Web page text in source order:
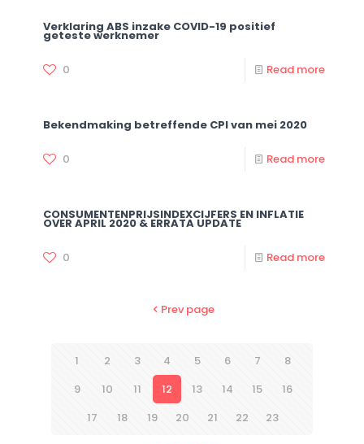
Verklaring ABS inzake COVID-19 positief
geteste werknemer
0 Read more
Bekendmaking betreffende CPI van mei 2020
0 Read more
CONSUMENTENPRIJSINDEXCIJFERS EN INFLATIE
OVER APRIL 2020 & ERRATA UPDATE
0 Read more
Prev page
1 2 3 4 5 6 7
8
9
10 11 12 13 14 15
16
17
18 19 20 21 22 23